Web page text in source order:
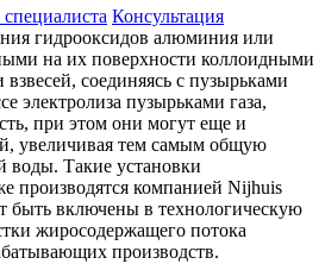
Консультация
гидрооксидов алюминия или
на их поверхности коллоидными
соединяясь с пузырьками
электролиза пузырьками газа,
при этом они могут еще и
увеличивая тем самым общую
воды. Такие установки
производятся компанией Nijhuis
быть включены в технологическую
жиросодержащего потока
производств.